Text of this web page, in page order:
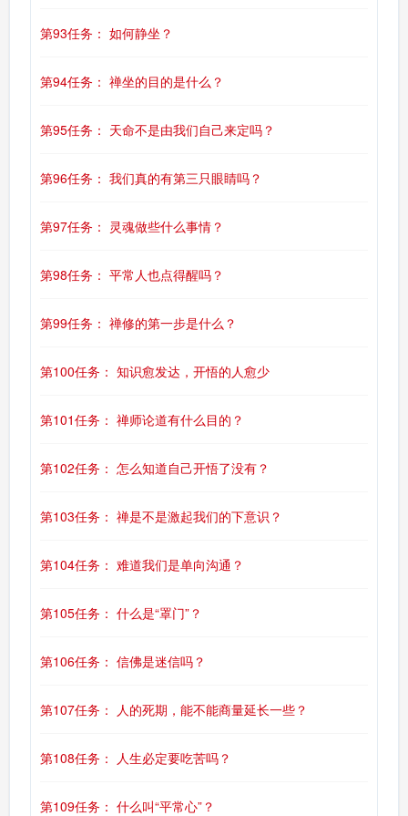
第93任务： 如何静坐？
第94任务： 禅坐的目的是什么？
第95任务： 天命不是由我们自己来定吗？
第96任务： 我们真的有第三只眼睛吗？
第97任务： 灵魂做些什么事情？
第98任务： 平常人也点得醒吗？
第99任务： 禅修的第一步是什么？
第100任务： 知识愈发达，开悟的人愈少
第101任务： 禅师论道有什么目的？
第102任务： 怎么知道自己开悟了没有？
第103任务： 禅是不是激起我们的下意识？
第104任务： 难道我们是单向沟通？
第105任务： 什么是“罩门”？
第106任务： 信佛是迷信吗？
第107任务： 人的死期，能不能商量延长一些？
第108任务： 人生必定要吃苦吗？
第109任务： 什么叫“平常心”？